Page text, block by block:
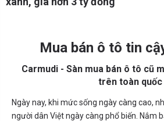
Mua bán ô tô tin
Carmudi - Sàn mua bán ô tô cũ
trên toàn quốc
Ngày nay, khi mức sống ngày càng cao,
người dân Việt ngày càng phổ biến. Nắm